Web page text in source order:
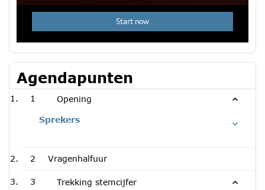
Agendapunten
1 Opening
Sprekers
2 Vragenhalfuur
3 Trekking stemcijfer